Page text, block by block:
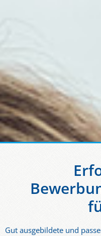
Gut ausgebildete und